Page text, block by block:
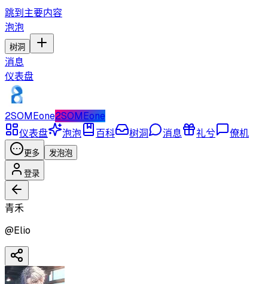
跳到主要内容
泡泡
树洞
消息
仪表盘
2SOMEone2SOMEone
仪表盘
泡泡 百科 树洞 消息 礼兮 僚机
更多 发泡泡
登录
青禾
@Elio